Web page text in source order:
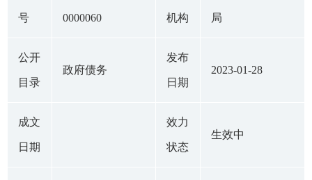
号 0000060 机构 局
公开
目录
政府债务
发布
日期
2023-01-28
成文
日期
效力
状态
生效中